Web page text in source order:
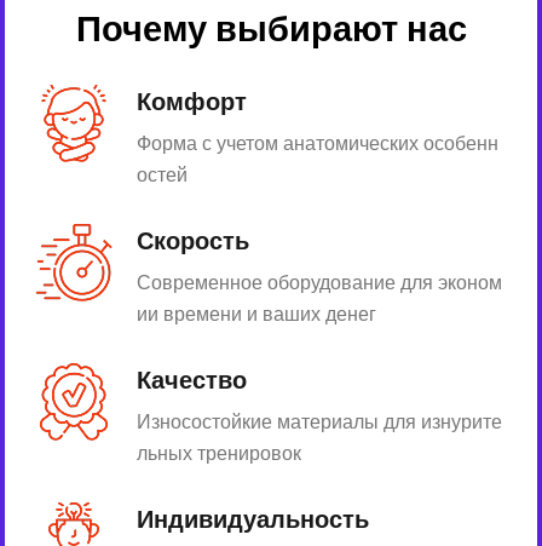
Почему выбирают нас
Комфорт
Форма с учетом анатомических особенн
остей
Скорость
Современное оборудование для эконом
ии времени и ваших денег
Качество
Износостойкие материалы для изнурите
льных тренировок
Индивидуальность